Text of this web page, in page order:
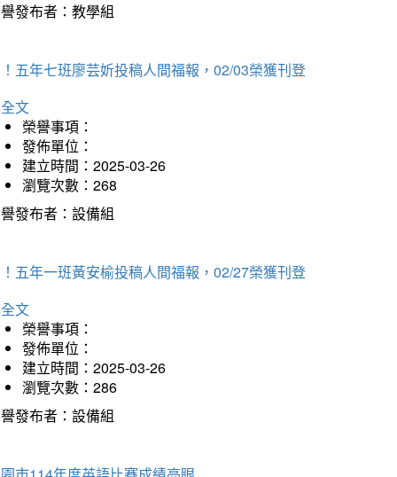
發布者：教學組
五年七班廖芸妡投稿人間福報，02/03榮獲刊登
文
榮譽事項：
發佈單位：
建立時間：2025-03-26
瀏覽次數：268
發布者：設備組
五年一班黃安榆投稿人間福報，02/27榮獲刊登
文
榮譽事項：
發佈單位：
建立時間：2025-03-26
瀏覽次數：286
發布者：設備組